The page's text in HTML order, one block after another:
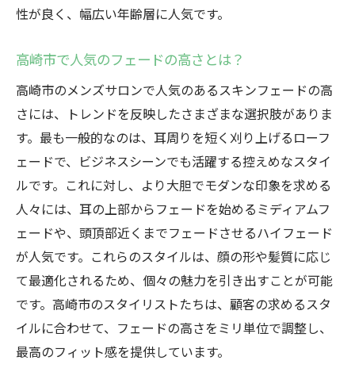
性が良く、幅広い年齢層に人気です。
高崎市で人気のフェードの高さとは？
高崎市のメンズサロンで人気のあるスキンフェードの高
さには、トレンドを反映したさまざまな選択肢がありま
す。最も一般的なのは、耳周りを短く刈り上げるローフ
ェードで、ビジネスシーンでも活躍する控えめなスタイ
ルです。これに対し、より大胆でモダンな印象を求める
人々には、耳の上部からフェードを始めるミディアムフ
ェードや、頭頂部近くまでフェードさせるハイフェード
が人気です。これらのスタイルは、顔の形や髪質に応じ
て最適化されるため、個々の魅力を引き出すことが可能
です。高崎市のスタイリストたちは、顧客の求めるスタ
イルに合わせて、フェードの高さをミリ単位で調整し、
最高のフィット感を提供しています。